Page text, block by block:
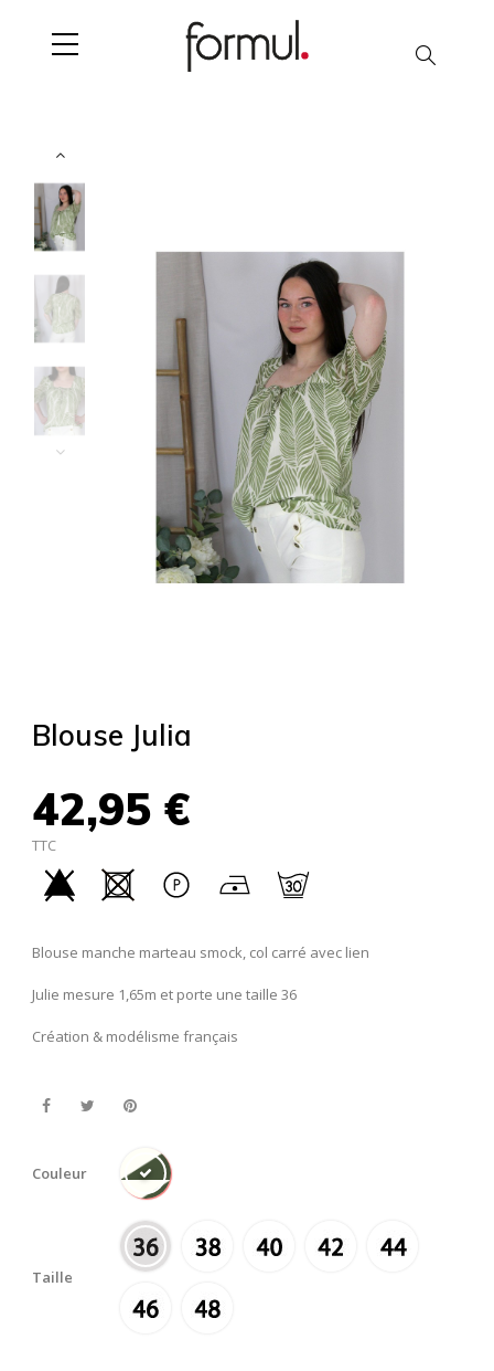
Chercher
Blouse Julia
42,95 €
TTC
Blouse manche marteau smock, col carré avec lien
Julie mesure 1,65m et porte une taille 36
Création & modélisme français
Couleur
Taille